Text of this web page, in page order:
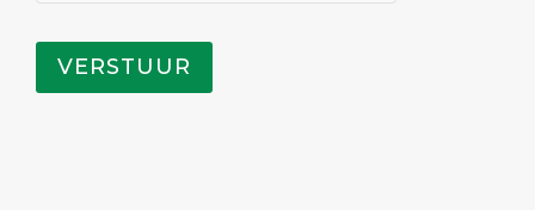
VERSTUUR